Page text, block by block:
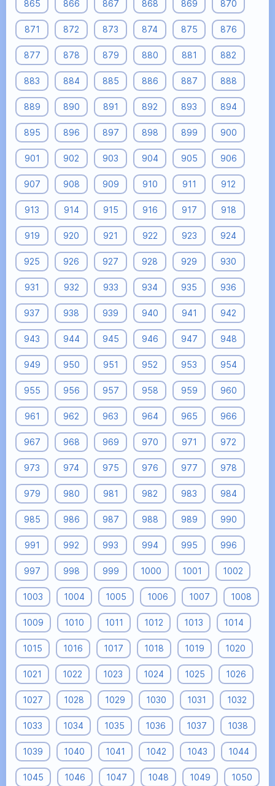
865 866 867 868 869 870
871 872 873 874 875 876
877 878 879 880 881 882
883 884 885 886 887 888
889 890 891 892 893 894
895 896 897 898 899 900
901 902 903 904 905 906
907 908 909 910 911 912
913 914 915 916 917 918
919 920 921 922 923 924
925 926 927 928 929 930
931 932 933 934 935 936
937 938 939 940 941 942
943 944 945 946 947 948
949 950 951 952 953 954
955 956 957 958 959 960
961 962 963 964 965 966
967 968 969 970 971 972
973 974 975 976 977 978
979 980 981 982 983 984
985 986 987 988 989 990
991 992 993 994 995 996
997 998 999 1000 1001 1002
1003 1004 1005 1006 1007 1008
1009 1010 1011 1012 1013 1014
1015 1016 1017 1018 1019 1020
1021 1022 1023 1024 1025 1026
1027 1028 1029 1030 1031 1032
1033 1034 1035 1036 1037 1038
1039 1040 1041 1042 1043 1044
1045 1046 1047 1048 1049 1050